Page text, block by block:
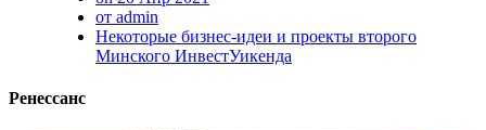
от admin
Некоторые бизнес-идеи и проекты второго
Минского ИнвестУикенда
Ренессанс